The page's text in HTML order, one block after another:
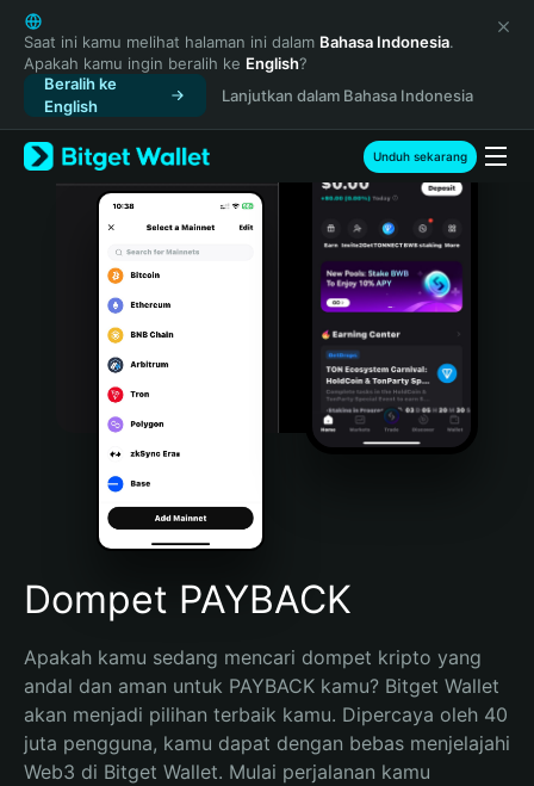
English
日本語
Tiếng Việt
Русский
Español (Latinoamérica)
Türkçe
Italiano
Português (Portugal)
Bahasa Indonesia
Português (Brasil)
Español (Argentina)
Saat ini kamu melihat halaman ini dalam Bahasa Indonesia.
Apakah kamu ingin beralih ke English?
Beralih ke
English
Lanjutkan dalam Bahasa Indonesia
Unduh sekarang
Dompet PAYBACK
Apakah kamu sedang mencari dompet kripto yang
andal dan aman untuk PAYBACK kamu? Bitget Wallet
akan menjadi pilihan terbaik kamu. Dipercaya oleh 40
juta pengguna, kamu dapat dengan bebas menjelajahi
Web3 di Bitget Wallet. Mulai perjalanan kamu